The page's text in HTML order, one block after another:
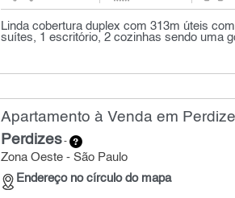
Linda cobertura duplex com 313m úteis
suítes, 1 escritório, 2 cozinhas sendo uma
Apartamento à Venda em
Perdizes-
Zona Oeste - São Paulo
Endereço no círculo do mapa